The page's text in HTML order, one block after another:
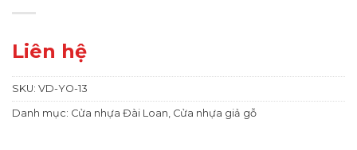
Liên hệ
SKU: VD-YO-13
Danh mục: Cửa nhựa Đài Loan, Cửa nhựa giả gỗ